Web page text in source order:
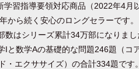
学習指導要領対応商品（2022年4月
から続く安心のロングセラーです。
数はシリーズ累計34万部になりまし
Iと数学Aの基礎的な問題246題（
・エクササイズ）の合計334題です。